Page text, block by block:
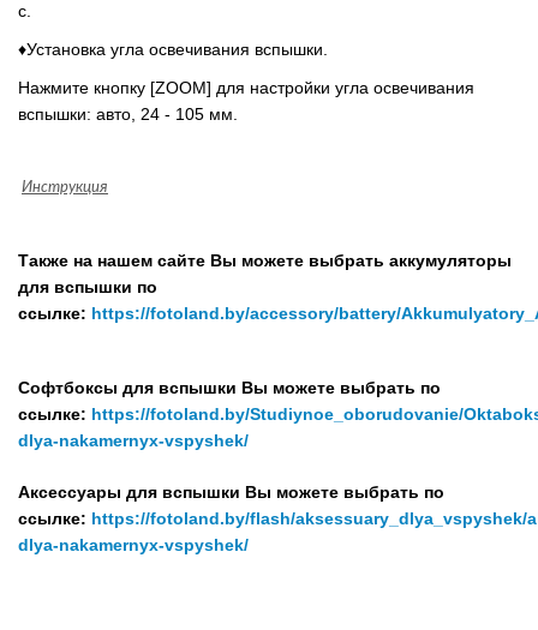
с.
♦Установка угла освечивания вспышки.
Нажмите кнопку [ZOOM] для настройки угла освечивания
вспышки: авто, 24 - 105 мм.
Инструкция
Также на нашем сайте Вы можете выбрать аккумуляторы
для вспышки по
ссылке: https://fotoland.by/accessory/battery/
Софтбоксы для вспышки Вы можете выбрать по
ссылке: https://fotoland.by/Studiynoe_oborudovanie/
dlya-nakamernyx-vspyshek/
Аксессуары для вспышки Вы можете выбрать по
ссылке: https://fotoland.by/flash/aksessuary_dlya_vspyshek/
dlya-nakamernyx-vspyshek/